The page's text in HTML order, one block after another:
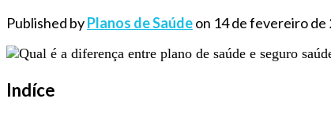
Published byPlanos de Saúdeon 14 de fevereiro de
Indíce